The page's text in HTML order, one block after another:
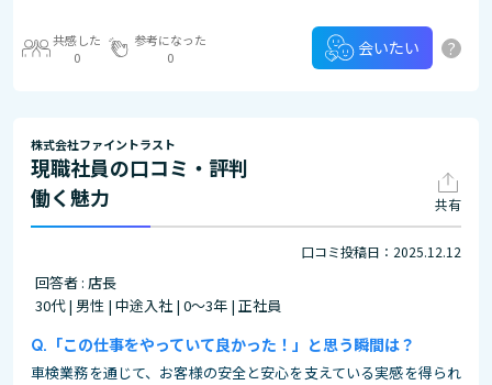
共感した
0
参考になった
0
会いたい ?
株式会社ファイントラスト
現職社員の口コミ・評判
働く魅力
共有
口コミ投稿日：2025.12.12
回答者 : 店長
30代 | 男性 | 中途入社 | 0～3年 | 正社員
「この仕事をやっていて良かった！」と思う瞬間は？
車検業務を通じて、お客様の安全と安心を支えている実感を得られ